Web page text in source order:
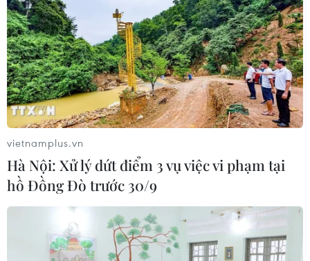
vietnamplus.vn
Hà Nội: Xử lý dứt điểm 3 vụ việc vi phạm tại
hồ Đồng Đò trước 30/9